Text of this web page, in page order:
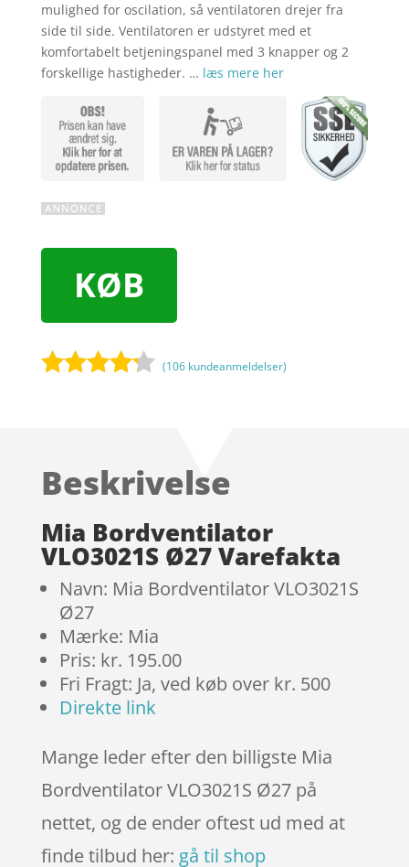
mulighed for oscilation, så ventilatoren drejer fra
side til side. Ventilatoren er udstyret med et
komfortabelt betjeningspanel med 3 knapper og 2
forskellige hastigheder. … læs mere her
KØB
på
mmelser
(106 kundeanmeldelser)
Beskrivelse
Mia Bordventilator
VLO3021S Ø27 Varefakta
Navn: Mia Bordventilator VLO3021S
Ø27
Mærke: Mia
Pris: kr. 195.00
Fri Fragt: Ja, ved køb over kr. 500
Direkte link
Mange leder efter den billigste Mia
Bordventilator VLO3021S Ø27 på
nettet, og de ender oftest ud med at
finde tilbud her: gå til shop